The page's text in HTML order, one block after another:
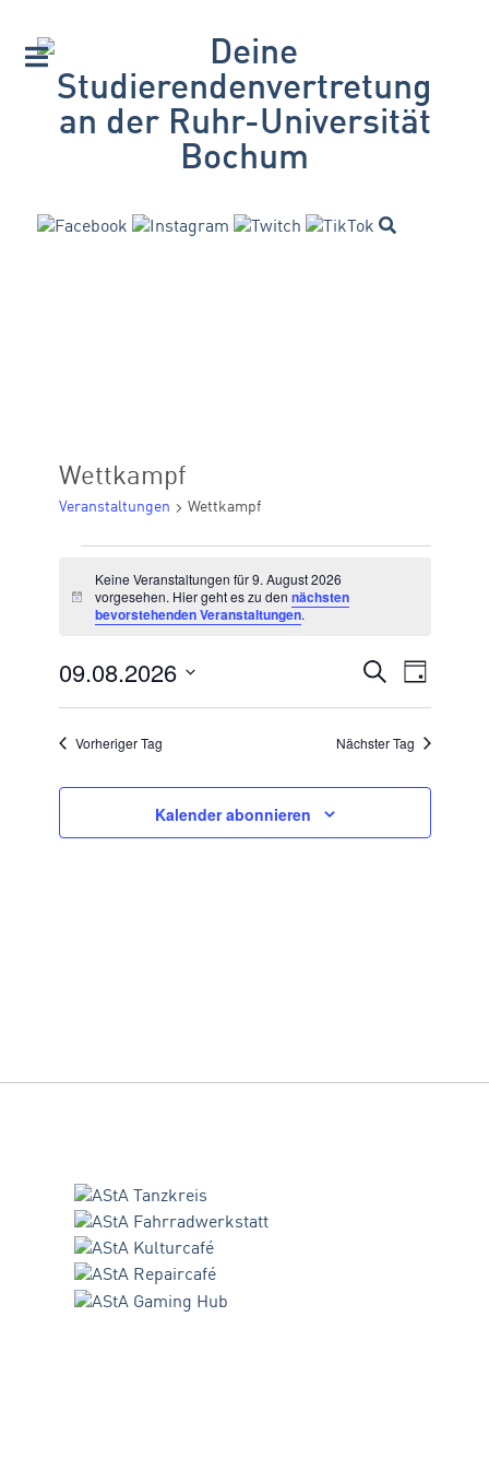
Wettkampf
Veranstaltungen Wettkampf
FÜR
AUGUST
2026
Hinweis
Keine Veranstaltungen für 9. August 2026
vorgesehen. Hier geht es zu dennächsten
bevorstehenden Veranstaltungen.
SUCHE
UND
Suche
Tag
09.08.2026
Vorheriger Tag Nächster Tag
Kalender abonnieren